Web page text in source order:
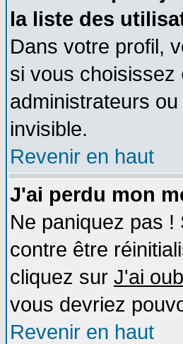
la liste des
Dans votre profil,
si vous choisissez
administrateurs
invisible.
Revenir en haut
J'ai perdu mon
Ne paniquez pas
contre être
cliquez sur J'ai
vous devriez
Revenir en haut